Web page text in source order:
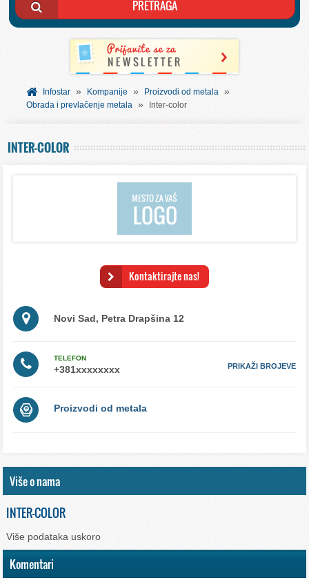
AKCIJE I KATALOZI
BESPLATNI VAUČERI
SVET INFORMACIJA
Infostar » Kompanije » Proizvodi od metala »
Obrada i prevlačenje metala » Inter-color
INTER-COLOR
Kontaktirajte nas!
Novi Sad, Petra Drapšina 12
TELEFON
PRIKAŽI BROJEVE
Proizvodi od metala
Više o nama
INTER-COLOR
Više podataka uskoro
Komentari